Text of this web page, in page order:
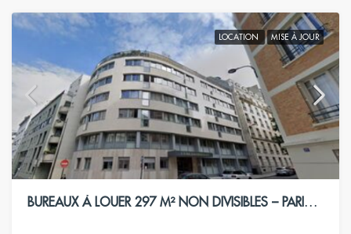
LOCATION MISE À JOUR
BUREAUX À LOUER 297 M² NON DIVISIBLES – PARIS 15ÈME